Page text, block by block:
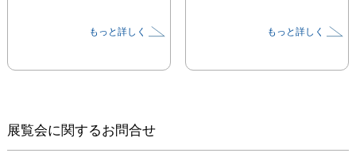
もっと詳しく もっと詳しく
展覧会に関するお問合せ